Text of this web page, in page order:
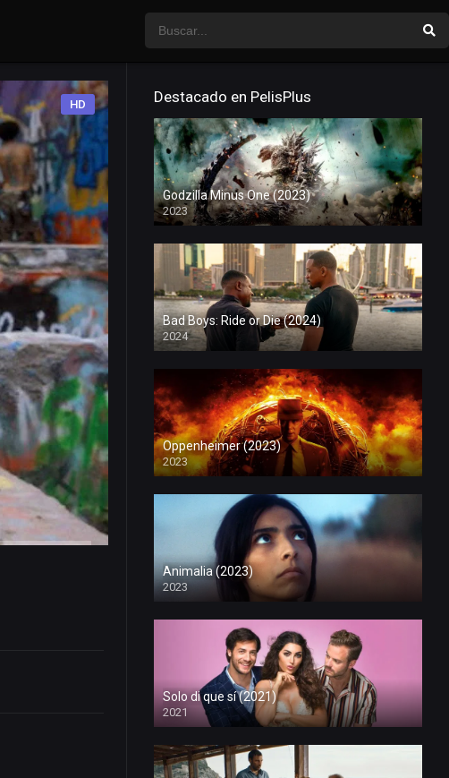
HD Destacado en PelisPlus
Godzilla Minus One (2023)
2023
Bad Boys: Ride or Die (2024)
2024
Oppenheimer (2023)
2023
Animalia (2023)
2023
Solo di que sí (2021)
2021